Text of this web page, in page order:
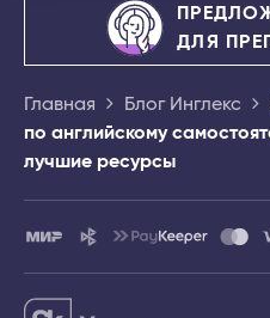
ДЛЯ
Главная Блог Инглекс
по английскому
лучшие ресурсы